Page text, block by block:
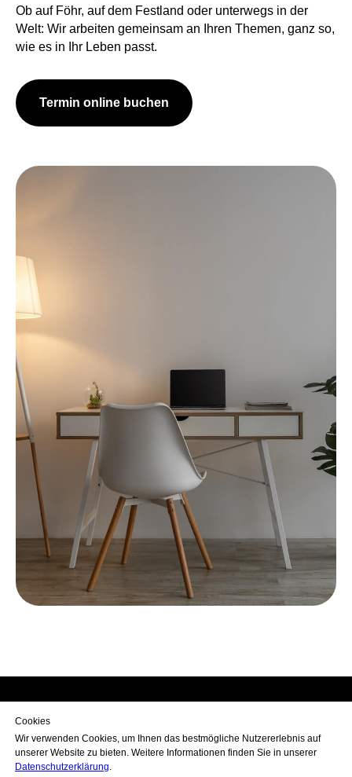
Ob auf Föhr, auf dem Festland oder unterwegs in der
Welt: Wir arbeiten gemeinsam an Ihren Themen, ganz so,
wie es in Ihr Leben passt.
Termin online buchen
Cookies
Wir verwenden Cookies, um Ihnen das bestmögliche Nutzererlebnis auf
unserer Website zu bieten. Weitere Informationen finden Sie in unserer
Datenschutzerklärung.